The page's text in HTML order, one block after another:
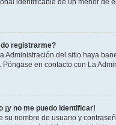
identificable de un menor de
registrarme?
Administración del sitio haya
Póngase en contacto con La
¡y no me puedo identificar!
su nombre de usuario y